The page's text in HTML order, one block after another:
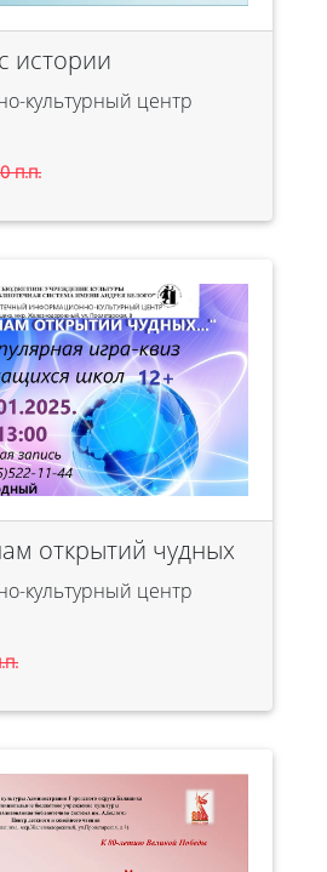
истории
культурный центр
п.п.
открытий чудных
культурный центр